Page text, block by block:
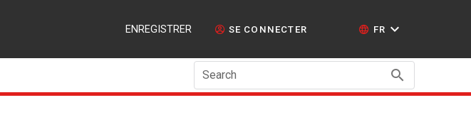
ENREGISTRER SE CONNECTER FR
Search